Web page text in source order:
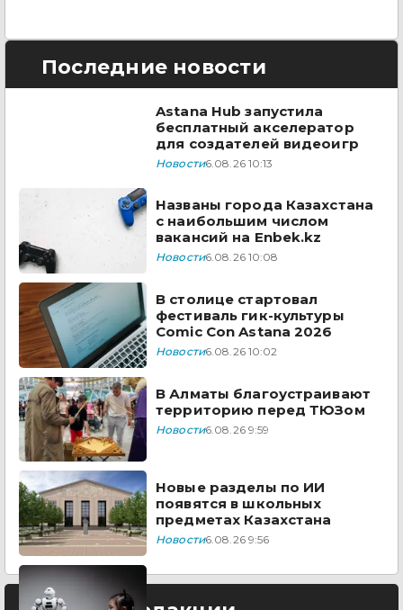
Последние новости
Astana Hub запустила
бесплатный акселератор
для создателей видеоигр
Новости6.08.26 10:13
Названы города Казахстана
с наибольшим числом
вакансий на Enbek.kz
Новости6.08.26 10:08
В столице стартовал
фестиваль гик-культуры
Comic Con Astana 2026
Новости6.08.26 10:02
В Алматы благоустраивают
территорию перед ТЮЗом
Новости6.08.26 9:59
Новые разделы по ИИ
появятся в школьных
предметах Казахстана
Новости6.08.26 9:56